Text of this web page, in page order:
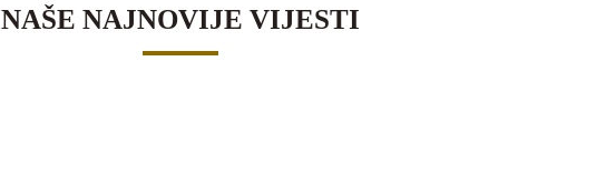
NAŠE NAJNOVIJE VIJESTI